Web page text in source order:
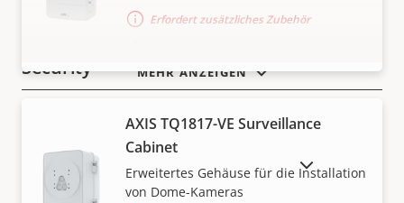
Eigentumsbeschreibung
PoE-Klasse
Security
Eigentumsbeschreibung Eigentumswert
Signiertes OS
Secure Boot Ja
MEHR ANZEIGEN
Erfordert zusätzliches Zubehör
AXIS TQ1817-VE Surveillance
Cabinet
Erweitertes Gehäuse für die Installation
von Dome-Kameras
AUSLAUFPRODUKTE ANZEIGEN